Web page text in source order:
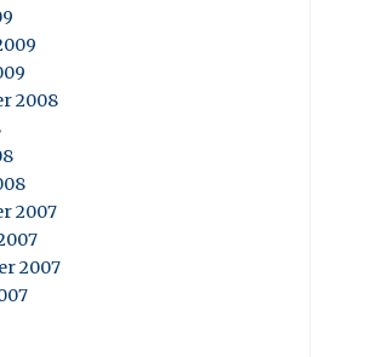
2008
2007
2007